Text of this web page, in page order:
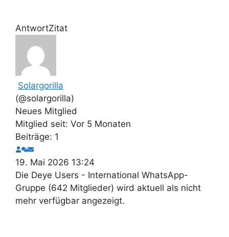
AntwortZitat
Solargorilla
(@solargorilla)
Neues Mitglied
Mitglied seit: Vor 5 Monaten
Beiträge: 1
19. Mai 2026 13:24
Die Deye Users - International WhatsApp-
Gruppe (642 Mitglieder) wird aktuell als nicht
mehr verfügbar angezeigt.